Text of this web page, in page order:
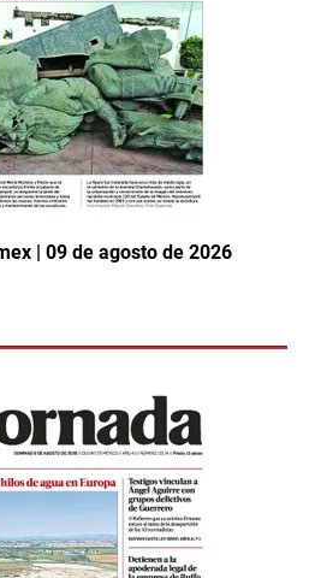
| 09 de agosto de 2026